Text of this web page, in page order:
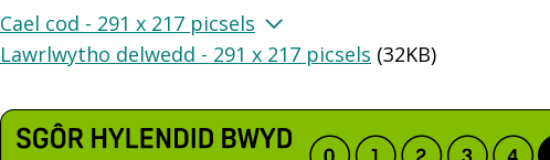
Cael cod - 291 x 217 picsels
Lawrlwytho delwedd - 291 x 217 picsels (32KB)